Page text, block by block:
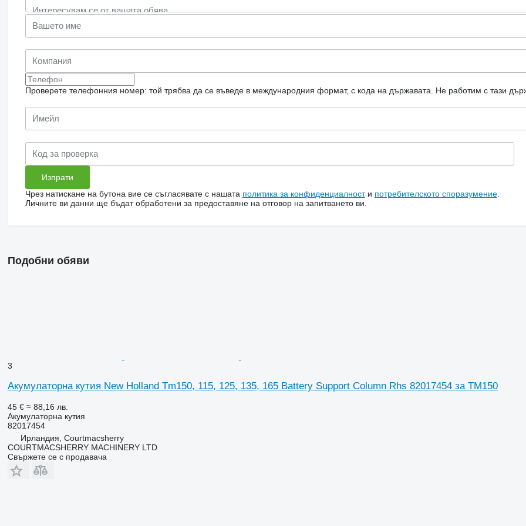
Проверете телефонния номер: той трябва да се въведе в международния формат, с кода на държавата. Не работим с тази
Чрез натискане на бутона вие се съгласявате с нашата политика за конфиденциалности потребителското споразумение.
Личните ви данни ще бъдат обработени за предоставяне на отговор на запитването ви.
Подобни обяви
3
Акумулаторна кутия New Holland Tm150, 115, 125, 135, 165 Battery Support Column Rhs 82017454 за TM150
45 € ≈ 88,16 лв.
Акумулаторна кутия
82017454
Ирландия, Courtmacsherry
COURTMACSHERRY MACHINERY LTD
Свържете се с продавача